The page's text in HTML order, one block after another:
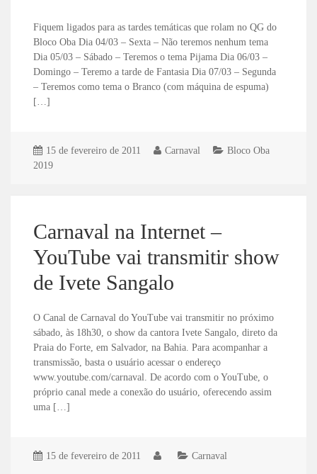
Fiquem ligados para as tardes temáticas que rolam no QG do
Bloco Oba Dia 04/03 – Sexta – Não teremos nenhum tema
Dia 05/03 – Sábado – Teremos o tema Pijama Dia 06/03 –
Domingo – Teremo a tarde de Fantasia Dia 07/03 – Segunda
– Teremos como tema o Branco (com máquina de espuma)
[…]
15 de fevereiro de 2011 Carnaval
Bloco Oba
2019
Carnaval na Internet –
YouTube vai transmitir show
de Ivete Sangalo
O Canal de Carnaval do YouTube vai transmitir no próximo
sábado, às 18h30, o show da cantora Ivete Sangalo, direto da
Praia do Forte, em Salvador, na Bahia. Para acompanhar a
transmissão, basta o usuário acessar o endereço
www.youtube.com/carnaval. De acordo com o YouTube, o
próprio canal mede a conexão do usuário, oferecendo assim
uma […]
15 de fevereiro de 2011 Carnaval